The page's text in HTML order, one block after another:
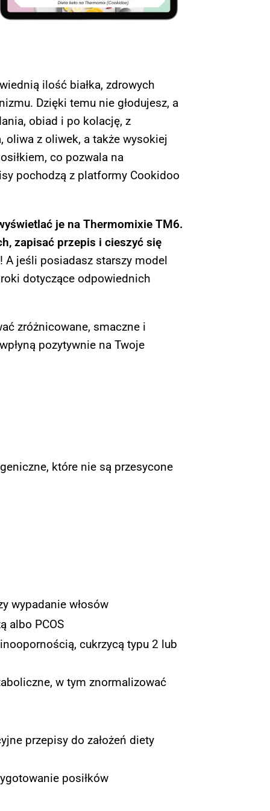
ilość białka, zdrowych
Dzięki temu nie głodujesz, a
obiad i po kolację, z
oliwa z oliwek, a także wysokiej
co pozwala na
pochodzą z platformy Cookidoo
je na Thermomixie TM6.
zapisać przepis i cieszyć się
A jeśli posiadasz starszy model
dotyczące odpowiednich
zróżnicowane, smaczne i
pozytywnie na Twoje
które nie są przesycone
wypadanie włosów
albo PCOS
cukrzycą typu 2 lub
w tym znormalizować
przepisy do założeń diety
posiłków